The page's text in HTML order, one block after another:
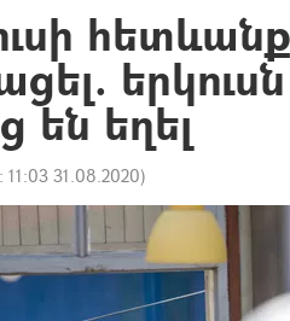
երկուսն
են եղել
11:03 31.08.2020)